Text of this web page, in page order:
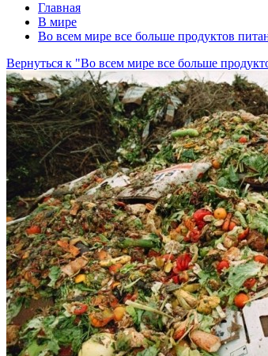
Главная
В мире
Во всем мире все больше продуктов
Вернуться к "Во всем мире все больше